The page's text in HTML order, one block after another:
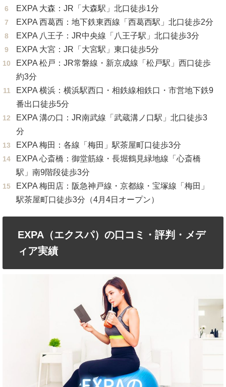
EXPA 大森：JR「大森駅」北口徒歩1分
EXPA 西葛西：地下鉄東西線「西葛西駅」北口徒歩2分
EXPA 八王子：JR中央線「八王子駅」北口徒歩3分
EXPA 大宮：JR「大宮駅」東口徒歩5分
EXPA 松戸：JR常磐線・新京成線「松戸駅」西口徒歩
約3分
EXPA 横浜：横浜駅西口・相鉄線相鉄口・市営地下鉄9
番出口徒歩5分
EXPA 溝の口：JR南武線「武蔵溝ノ口駅」北口徒歩3
分
EXPA 梅田：各線「梅田」駅茶屋町口徒歩3分
EXPA 心斎橋：御堂筋線・長堀鶴見緑地線「心斎橋
駅」南9階段徒歩3分
EXPA 梅田店：阪急神戸線・京都線・宝塚線「梅田」
駅茶屋町口徒歩3分（4月4日オープン）
EXPA（エクスパ）の口コミ・評判・メデ
ィア実績